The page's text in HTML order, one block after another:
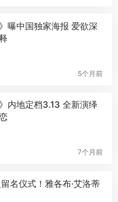
曝中国独家海报 爱欲深
5个月前
内地定档3.13 全新演绎
7个月前
名仪式！雅各布·艾洛蒂